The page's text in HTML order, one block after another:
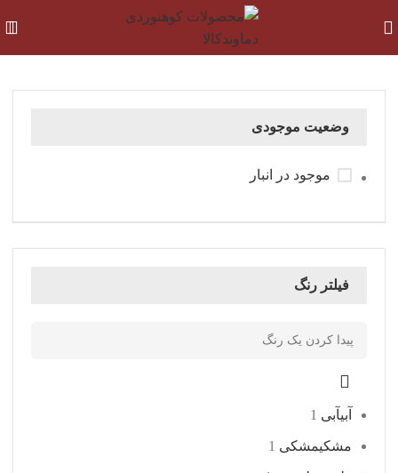
وضعیت موجودی
موجود در انبار
فیلتر رنگ
آبیآبی 1
مشکیمشکی 1